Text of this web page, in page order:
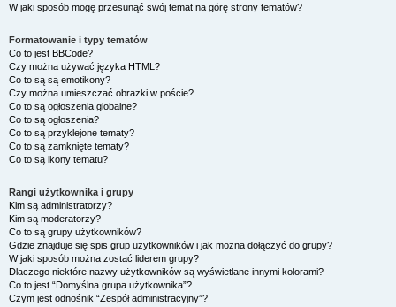
W jaki sposób mogę przesunąć swój temat na górę strony tematów?
Formatowanie i typy tematów
Co to jest BBCode?
Czy można używać języka HTML?
Co to są są emotikony?
Czy można umieszczać obrazki w poście?
Co to są ogłoszenia globalne?
Co to są ogłoszenia?
Co to są przyklejone tematy?
Co to są zamknięte tematy?
Co to są ikony tematu?
Rangi użytkownika i grupy
Kim są administratorzy?
Kim są moderatorzy?
Co to są grupy użytkowników?
Gdzie znajduje się spis grup użytkowników i jak można dołączyć do grupy?
W jaki sposób można zostać liderem grupy?
Dlaczego niektóre nazwy użytkowników są wyświetlane innymi kolorami?
Co to jest “Domyślna grupa użytkownika”?
Czym jest odnośnik “Zespół administracyjny”?